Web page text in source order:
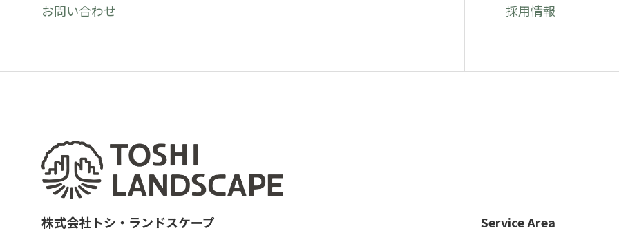
お問い合わせ 採用情報
株式会社トシ・ランドスケープ Service Area